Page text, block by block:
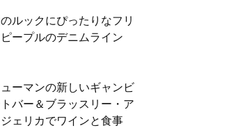
ルックにぴったりなフリ
ープルのデニムライン
ーマンの新しいギャンビ
バー＆ブラッスリー・ア
ジェリカでワインと食事